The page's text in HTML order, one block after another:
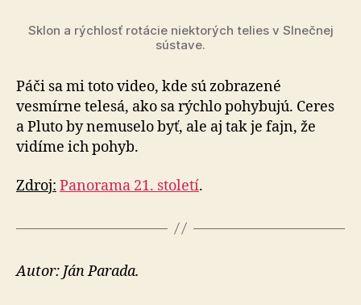
Sklon a rýchlosť rotácie nie­kto­rých telies v Slneč­nej
sústave.
Páči sa mi toto video, kde sú zobrazené
vesmírne telesá, ako sa rýchlo po­hy­bu­jú. Ceres
a Pluto by ne­mu­selo byť, ale aj tak je fajn, že
vidíme ich pohyb.
Zdroj: Panorama 21. století.
Autor: Ján Parada.